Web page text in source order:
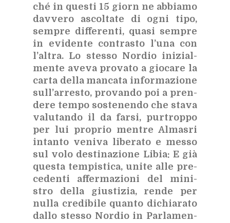
ché in que­sti 15 giorn ne ab­bia­mo
dav­ve­ro ascol­ta­te di ogni tipo,
sem­pre dif­fe­ren­ti, qua­si sem­pre
in evi­den­te con­tra­sto l’u­na con
l’al­tra. Lo stes­so Nor­dio ini­zial­
men­te ave­va pro­va­to a gio­ca­re la
car­ta del­la man­ca­ta in­for­ma­zio­ne
sul­l’ar­re­sto, pro­van­do poi a pren­
de­re tem­po so­ste­nen­do che sta­va
va­lu­tan­do il da far­si, pur­trop­po
per lui pro­prio men­tre Al­ma­sri
in­tan­to ve­ni­va li­be­ra­to e mes­so
sul volo de­sti­na­zio­ne Li­bia: E già
que­sta tem­pi­sti­ca, uni­te alle pre­
ce­den­ti af­fer­ma­zio­ni del mi­ni­
stro del­la giu­sti­zia, ren­de per
nul­la cre­di­bi­le quan­to di­chia­ra­to
dal­lo stes­so Nor­dio in Par­la­men­